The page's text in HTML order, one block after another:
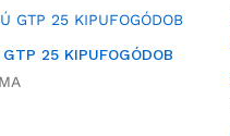
25 KIPUFOGÓDOB